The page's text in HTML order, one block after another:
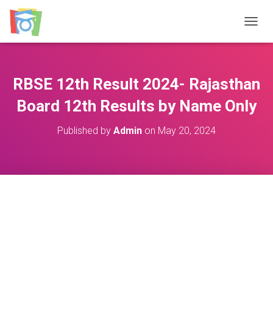
RBSE 12th Result 2024- Rajasthan
Board 12th Results by Name Only
Published by Admin on May 20, 2024